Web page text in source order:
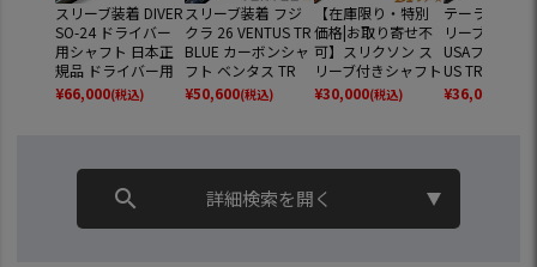
スリーブ装着 DIVER
SO-24 ドライバー
用シャフト 日本正
規品 ドライバー用
スリーブ付きシャフ
ト コヤマカズヒロ
¥66,000(税込)
スリーブ装着 フジ
クラ 26 VENTUS TR
BLUE カーボンシャ
フト ベンタス TR
ブルー 2026年モデ
ル ベロコアプラス
イ用 シャフト スリ
【単品購入不可】
¥50,600(税込)
【在庫限り・特別
価格|お取り寄せ不
可】スリクソン ス
リーブ付きシャフト
TourAD DI(日本仕
様) (Z785／Z765／
Z725／Z525／ZF4
¥30,000(税込)
テーラーメイ
リーブ付きシ
USAフジクラ
US TR BLACK
OCORE搭載]
LTH／SIM2／
¥36,000
search 詳細検索を開く
円〜 円
検索